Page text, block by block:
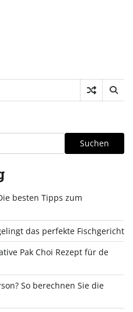
Suchen
besten Tipps zum
das perfekte Fischgericht
Pak Choi Rezept für de
So berechnen Sie die